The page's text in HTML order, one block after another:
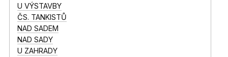
U VÝSTAVBY
ČS. TANKISTŮ
NAD SADEM
NAD SADY
U ZAHRADY